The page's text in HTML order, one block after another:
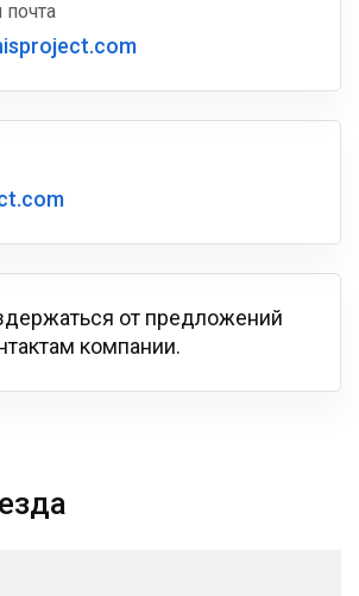
почта
от предложений
компании.